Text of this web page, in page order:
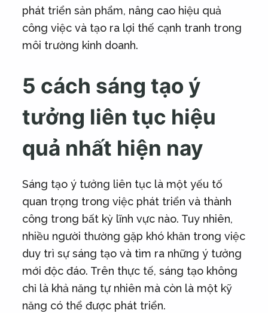
phát triển sản phẩm, nâng cao hiệu quả
công việc và tạo ra lợi thế cạnh tranh trong
môi trường kinh doanh.
5 cách sáng tạo ý
tưởng liên tục hiệu
quả nhất hiện nay
Sáng tạo ý tưởng liên tục là một yếu tố
quan trọng trong việc phát triển và thành
công trong bất kỳ lĩnh vực nào. Tuy nhiên,
nhiều người thường gặp khó khăn trong việc
duy trì sự sáng tạo và tìm ra những ý tưởng
mới độc đáo. Trên thực tế, sáng tạo không
chỉ là khả năng tự nhiên mà còn là một kỹ
năng có thể được phát triển.